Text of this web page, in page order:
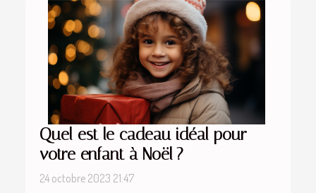
Quel est le cadeau idéal pour
votre enfant à Noël ?
24 octobre 2023 21:47